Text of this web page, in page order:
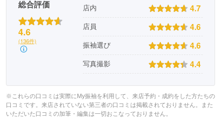
総合評価
4.6
(136件)
店内 4.7
店員 4.6
振袖選び 4.6
写真撮影 4.4
※これらの口コミは実際にMy振袖を利用して、来店予約・成約をした方たちの
口コミです。来店されていない第三者の口コミは掲載されておりません。また
いただいた口コミの加筆・編集は一切おこなっておりません。